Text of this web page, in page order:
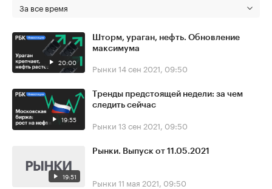
За все время
20:00
Шторм, ураган, нефть. Обновление
максимума
Рынки 14 сен 2021, 09:50
19:55
Тренды предстоящей недели: за чем
следить сейчас
Рынки 13 сен 2021, 09:50
19:51
Рынки. Выпуск от 11.05.2021
Рынки 11 мая 2021, 09:50